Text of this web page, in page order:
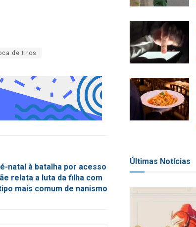
de tiros
natal à batalha por acesso
relata a luta da filha com
mais comum de nanismo
Últimas Notícias